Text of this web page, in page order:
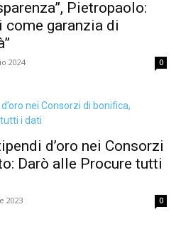
Pietropaolo:
come garanzia di
2024 0
d’oro nei Consorzi
Darò alle Procure tutti
2023 0